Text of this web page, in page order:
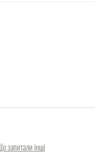
запитали інші